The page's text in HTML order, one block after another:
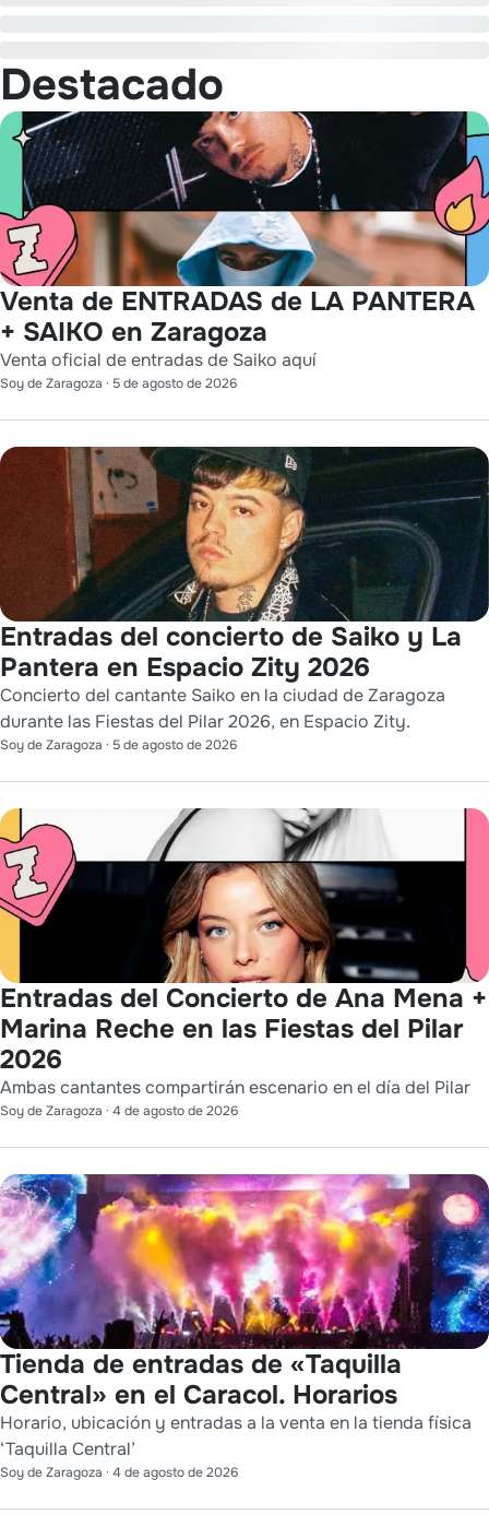
Destacado
Venta de ENTRADAS de LA PANTERA
+ SAIKO en Zaragoza
Venta oficial de entradas de Saiko aquí
Soy de Zaragoza · 5 de agosto de 2026
Entradas del concierto de Saiko y La
Pantera en Espacio Zity 2026
Concierto del cantante Saiko en la ciudad de Zaragoza
durante las Fiestas del Pilar 2026, en Espacio Zity.
Soy de Zaragoza · 5 de agosto de 2026
Entradas del Concierto de Ana Mena +
Marina Reche en las Fiestas del Pilar
2026
Ambas cantantes compartirán escenario en el día del Pilar
Soy de Zaragoza · 4 de agosto de 2026
Tienda de entradas de «Taquilla
Central» en el Caracol. Horarios
Horario, ubicación y entradas a la venta en la tienda física
‘Taquilla Central’
Soy de Zaragoza · 4 de agosto de 2026